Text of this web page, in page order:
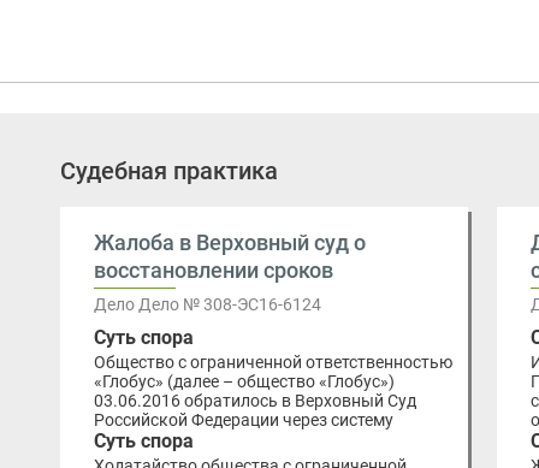
Судебная практика
Жалоба в Верховный суд о
восстановлении сроков
Дело Дело № 308-ЭС16-6124
Суть спора
Общество с ограниченной ответственностью
«Глобус» (далее – общество «Глобус»)
03.06.2016 обратилось в Верховный Суд
Российской Федерации через систему
Суть спора